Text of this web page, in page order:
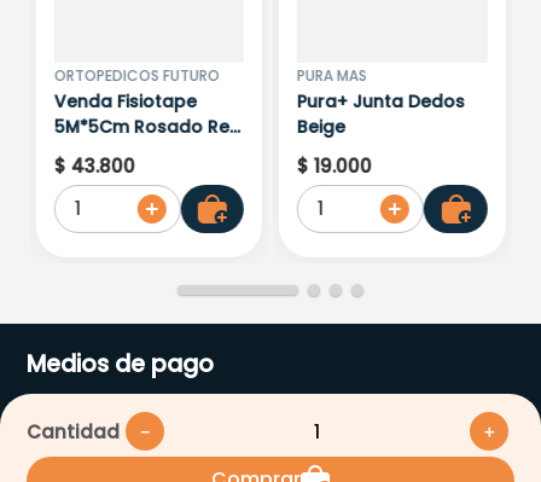
Cantidad ＋
－
ORTOPEDICOS FUTURO
Venda Fisiotape
5M*5Cm Rosado Ref
(71089)
$ 43.800
1
PURA MAS
Pura+ Junta Dedos
Beige
$ 19.000
1
Medios de pago